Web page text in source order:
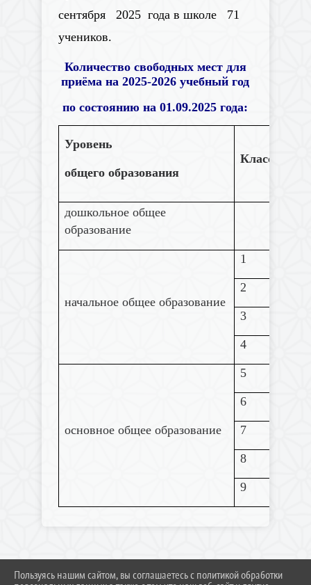
сентября 2025 года в школе 71
учеников.
Количество свободных мест для
приёма на 2025-2026 учебный год
по состоянию на 01.09.2025 года:
Уровень
общего образования
Классы
дошкольное общее
образование
начальное общее образование
1
2
3
4
основное общее образование
5
6
7
8
9
Пользуясь нашим сайтом, вы соглашаетесь с политикой обработки